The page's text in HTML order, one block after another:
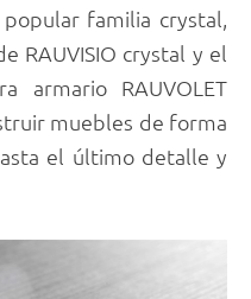
familia crystal,
RAUVISIO crystal y el
armario RAUVOLET
muebles de forma
el último detalle y